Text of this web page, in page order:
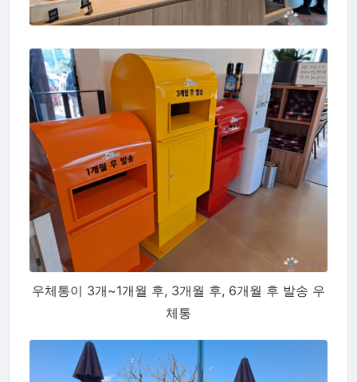
우체통이 3개~1개월 후, 3개월 후, 6개월 후 발송 우
체통